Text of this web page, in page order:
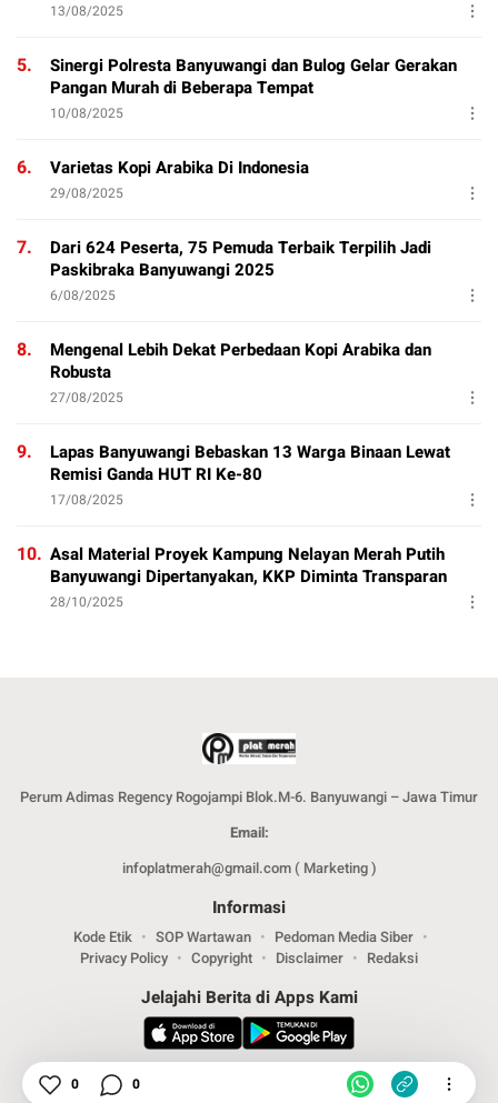
13/08/2025
5.
Sinergi Polresta Banyuwangi dan Bulog Gelar Gerakan
Pangan Murah di Beberapa Tempat
10/08/2025
6. Varietas Kopi Arabika Di Indonesia
29/08/2025
7.
Dari 624 Peserta, 75 Pemuda Terbaik Terpilih Jadi
Paskibraka Banyuwangi 2025
6/08/2025
8.
Mengenal Lebih Dekat Perbedaan Kopi Arabika dan
Robusta
27/08/2025
9.
Lapas Banyuwangi Bebaskan 13 Warga Binaan Lewat
Remisi Ganda HUT RI Ke-80
17/08/2025
10. Asal Material Proyek Kampung Nelayan Merah Putih
Banyuwangi Dipertanyakan, KKP Diminta Transparan
28/10/2025
Perum Adimas Regency Rogojampi Blok.M-6. Banyuwangi – Jawa Timur
Email:
infoplatmerah@gmail.com ( Marketing )
Informasi
Kode Etik SOP Wartawan
Pedoman Media Siber
Privacy Policy
Copyright Disclaimer Redaksi
Jelajahi Berita di Apps Kami
0 0